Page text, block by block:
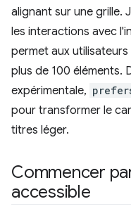
alignant sur une grille.
les interactions avec
permet aux
plus de 100 éléments.
expérimentale,
pour transformer le
titres léger.
Commencer
accessible